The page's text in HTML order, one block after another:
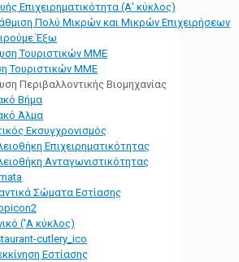
Επιχειρηματικότητα (Α' κύκλος)
Πολύ Μικρών και Μικρών Επιχειρήσεων
Έξω
Τουριστικών ΜΜΕ
Τουριστικών ΜΜΕ
Περιβαλλοντικής Βιομηχανίας
Βήμα
Άλμα
Εκσυγχρονισμός
Eπιχειρηματικότητας
Ανταγωνιστικότητας
Σώματα Εστίασης
('Α κύκλος)
Εστίασης